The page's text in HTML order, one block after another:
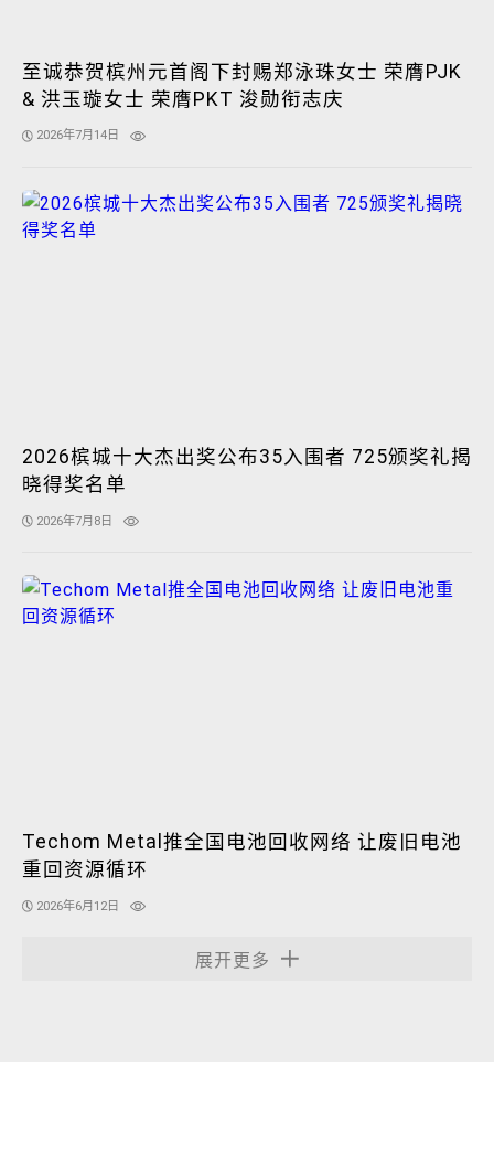
至诚恭贺槟州元首阁下封赐郑泳珠女士 荣膺PJK
& 洪玉璇女士 荣膺PKT 浚勋衔志庆
2026年7月14日
2026槟城十大杰出奖公布35入围者 725颁奖礼揭
晓得奖名单
2026年7月8日
Techom Metal推全国电池回收网络 让废旧电池
重回资源循环
2026年6月12日
展开更多